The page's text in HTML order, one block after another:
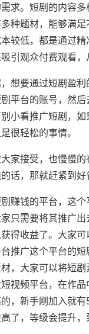
求。‌短剧的内容多
种题材，‌能够满
较低，‌都是通过
引观众付费观看，‌
想要通过短剧盈
平台的账号，然
小看推广短剧，
很轻松的事情。
家接受，也慢慢
话，那就赶紧到好
赚钱的平台，这
只需要将其推广
得收益了。大家
推广这个平台的
，大家可以将短
视频平台，在作品
，新手刚加入就有
了，等级会提升